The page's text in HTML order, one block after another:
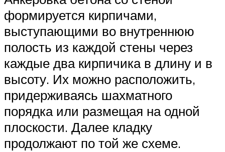
формируется кирпичами,
выступающими во внутреннюю
полость из каждой стены через
каждые два кирпичика в длину и в
высоту. Их можно расположить,
придерживаясь шахматного
порядка или размещая на одной
плоскости. Далее кладку
продолжают по той же схеме.